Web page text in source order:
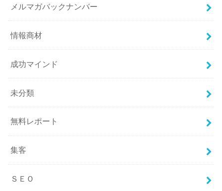
メルマガバックナンバー
情報商材
成功マインド
未分類
無料レポート
集客
ＳＥＯ